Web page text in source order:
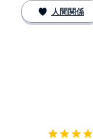
人間関係